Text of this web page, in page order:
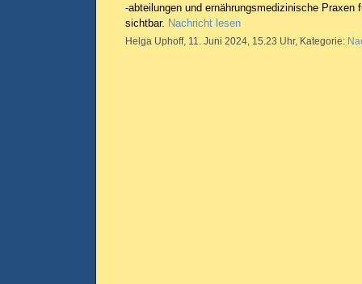
-abteilungen und ernährungsmedizinische Praxen
sichtbar. Nachricht lesen
Helga Uphoff, 11. Juni 2024, 15.23 Uhr, Kategorie: